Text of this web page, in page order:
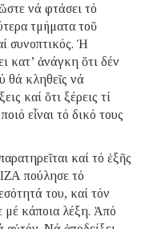
νά φτάσει τό
τμήματα τοῦ
συνοπτικός. Ἡ
κατ’ ἀνάγκη ὅτι δέν
θά κληθεῖς νά
καί ὅτι ξέρεις τί
εἶναι τό δικό τους
καί τό ἑξῆς
πούλησε τό
του, καί τόν
μέ κάποια λέξη. Ἀπό